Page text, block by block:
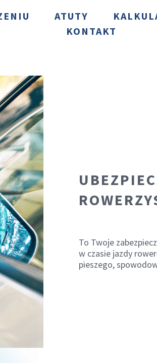
ATUTY
KONTAKT
To Twoje
w czasie jazdy
pieszego,